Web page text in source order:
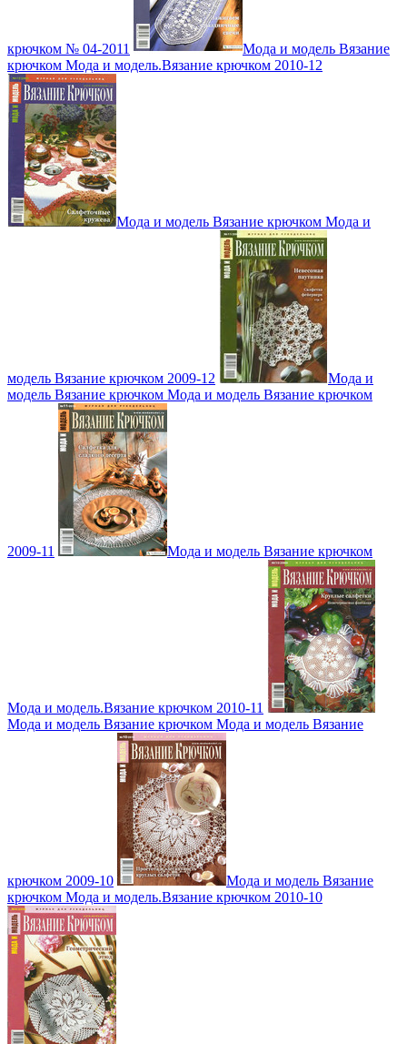
крючком № 04-2011
Мода и модель Вязание
крючком Мода и модель.Вязание крючком 2010-12
Мода и модель Вязание крючком Мода и
модель Вязание крючком 2009-12
Мода и
модель Вязание крючком Мода и модель Вязание крючком
2009-11 Мода и модель Вязание крючком
Мода и модель.Вязание крючком 2010-11
Мода и модель Вязание крючком Мода и модель Вязание
крючком 2009-10
Мода и модель Вязание
крючком Мода и модель.Вязание крючком 2010-10